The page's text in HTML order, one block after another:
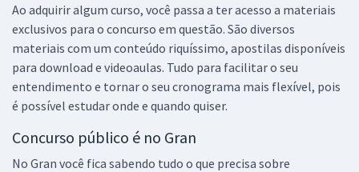
Ao adquirir algum curso, você passa a ter acesso a materiais
exclusivos para o concurso em questão. São diversos
materiais com um conteúdo riquíssimo, apostilas disponíveis
para download e videoaulas. Tudo para facilitar o seu
entendimento e tornar o seu cronograma mais flexível, pois
é possível estudar onde e quando quiser.
Concurso público é no Gran
No Gran você fica sabendo tudo o que precisa sobre